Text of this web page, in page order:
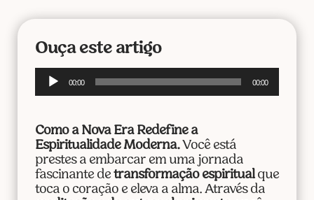
Ouça este artigo
Tocador
00:00 00:00
Como a Nova Era Redefine a
Espiritualidade Moderna.Você está
prestes a embarcar em uma jornada
fascinante de transformação espiritualque
toca o coração e eleva a alma. Através da